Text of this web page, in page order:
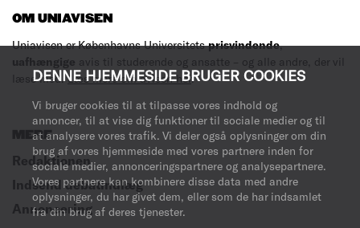
DENNE HJEMMESIDE BRUGER COOKIES
Vi bruger cookies til at tilpasse vores indhold og
annoncer, til at vise dig funktioner til sociale medier og til
at analysere vores trafik. Vi deler også oplysninger om din
brug af vores hjemmeside med vores partnere inden for
sociale medier, annonceringspartnere og analysepartnere.
Vores partnere kan kombinere disse data med andre
oplysninger, du har givet dem, eller som de har indsamlet
fra din brug af deres tjenester.
OM UNIAVISEN
Uniavisen er Københavns Universitetsprisvindende,
uafhængige avis til studerende og ansatte – og alle andre, der vil
læse med.Læs mere om avisen her.
MERE
Redaktionen
Indsend debatindlæg
Annoncering